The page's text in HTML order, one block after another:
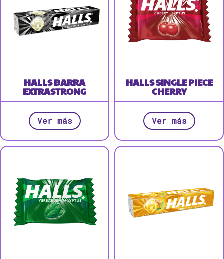
HALLS BARRA
EXTRASTRONG
Ver más
HALLS SINGLE PIECE
CHERRY
Ver más